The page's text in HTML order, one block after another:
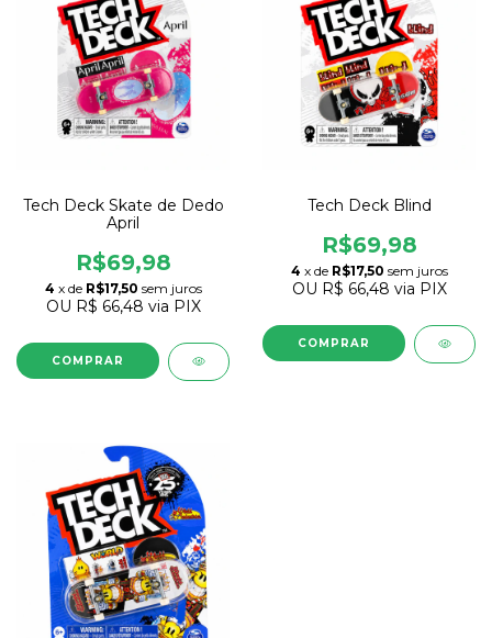
Tech Deck Skate de Dedo
April
R$69,98
4 x de R$17,50 sem juros
OU R$ 66,48 via PIX
Tech Deck Blind
R$69,98
4 x de R$17,50 sem juros
OU R$ 66,48 via PIX